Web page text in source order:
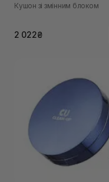
+ 15 г 19 тон
Кушон зі змінним блоком
2 022₴